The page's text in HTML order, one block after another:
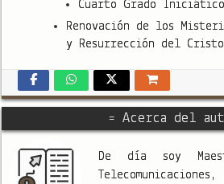
Cuarto Grado
Renovación de los
y Resurrección del
= Acerca del
De día soy